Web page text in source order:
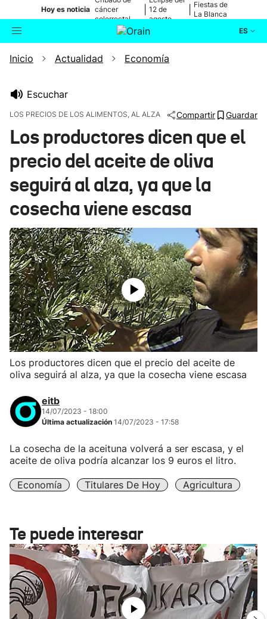
Hoy es noticia cáncer
colorrectal
12 de
agosto
Fiestas de
La Blanca
ES
Buscador Actualidad
Ikusmiran
Eguraldia
Inicio Actualidad Economía
Escuchar
LOS PRECIOS DE LOS ALIMENTOS, AL ALZA Compartir Guardar
Los productores dicen que el
precio del aceite de oliva
seguirá al alza, ya que la
cosecha viene escasa
Los productores dicen que el precio del aceite de
oliva seguirá al alza, ya que la cosecha viene escasa
eitb
14/07/2023 - 18:00
Última actualización 14/07/2023 - 17:58
La cosecha de la aceituna volverá a ser escasa, y el
aceite de oliva podría alcanzar los 9 euros el litro.
Economía Titulares De Hoy Agricultura
Te puede interesar